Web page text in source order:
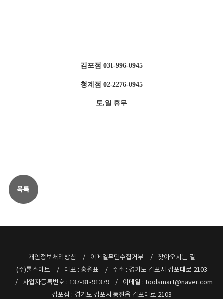
김포점 031-996-0945
청계점 02-2276-0945
토,일 휴무
개인정보처리방침 이메일무단수집거부
찾아오시는 길
(주)툴스마트
대표 : 홍원표
주소 : 경기도 김포시 김포대로 2103
사업자등록번호 : 137-81-91379
이메일 : toolsmart@naver.com
김포점 : 경기도 김포시 통진읍 김포대로 2103